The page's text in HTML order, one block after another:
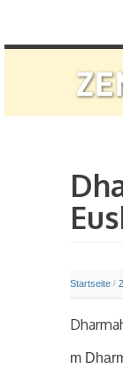
Startseite /
m